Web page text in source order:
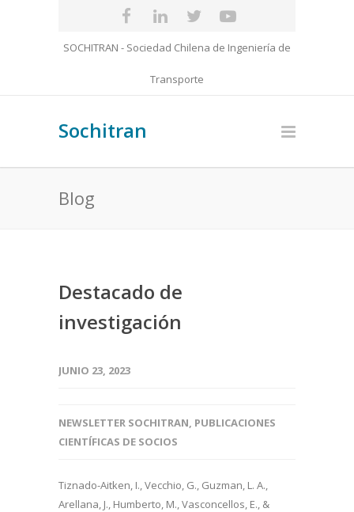
SOCHITRAN - Sociedad Chilena de Ingeniería de
Transporte
Sochitran
Blog
Destacado de
investigación
JUNIO 23, 2023
NEWSLETTER SOCHITRAN, PUBLICACIONES
CIENTÍFICAS DE SOCIOS
Tiznado-Aitken, I., Vecchio, G., Guzman, L. A.,
Arellana, J., Humberto, M., Vasconcellos, E., &